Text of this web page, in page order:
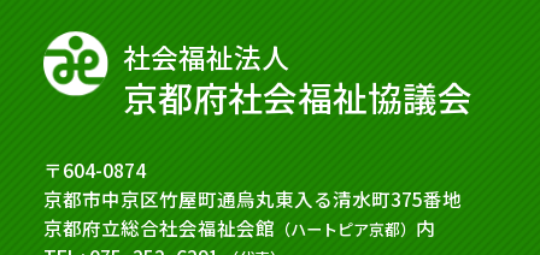
社会福祉法⼈
京都府社会福祉協議会
〒604-0874
京都市中京区竹屋町通烏丸東入る清水町375番地
京都府立総合社会福祉会館 （ハートピア京都） 内